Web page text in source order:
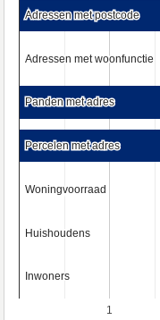
1
Adressen met postcode
Adressen met postcode
Adressen met woonfunctie
Adressen met woonfunctie
Panden met adres
Panden met adres
Percelen met adres
Percelen met adres
Woningvoorraad
Woningvoorraad
Huishoudens
Huishoudens
Inwoners
Inwoners